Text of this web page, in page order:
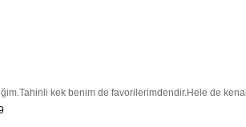
kek benim de favorilerimdendir.Hele de